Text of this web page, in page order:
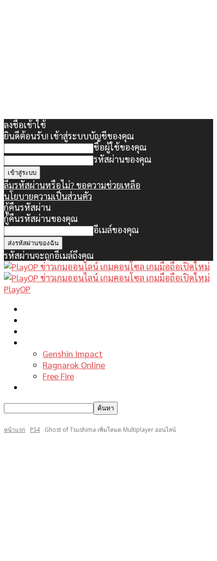
ลงชื่อเข้าใช้
ยินดีต้อนรับ! เข้าสู่ระบบบัญชีของคุณ
ชื่อผู้ใช้ของคุณ
รหัสผ่านของคุณ
ลืมรหัสผ่านหรือไม่? ขอความช่วยเหลือ
นโยบายความเป็นส่วนตัว
กู้คืนรหัสผ่าน
กู้คืนรหัสผ่านของคุณ
อีเมล์ของคุณ
รหัสผ่านจะถูกอีเมล์ถึงคุณ
PlayOP
Genshin Impact
Ragnarok Online
Free Fire
หน้าแรก PS4 Ghost of Tsushima เพิ่มโหมด Multiplayer ออนไลน์